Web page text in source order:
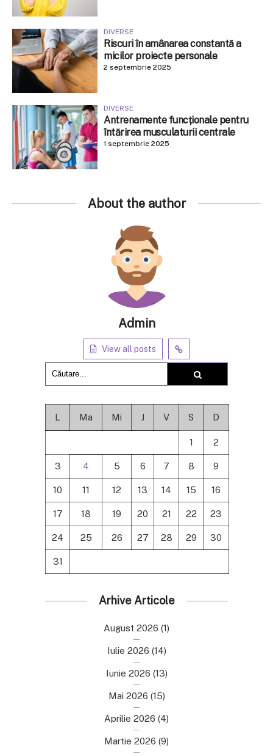
DIVERSE
Riscuri în amânarea constantă a
micilor proiecte personale
2 septembrie 2025
DIVERSE
Antrenamente funcționale pentru
întărirea musculaturii centrale
1 septembrie 2025
About the author
Admin
View all posts
L Ma Mi J V S D
1 2
3 4 5 6 7 8 9
10 11 12 13 14 15 16
17 18 19 20 21 22 23
24 25 26 27 28 29 30
31
Arhive Articole
August 2026 (1)
Iulie 2026 (14)
Iunie 2026 (13)
Mai 2026 (15)
Aprilie 2026 (4)
Martie 2026 (9)